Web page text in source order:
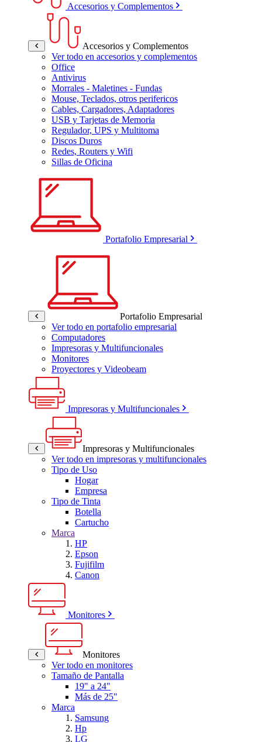
Accesorios y Complementos
Accesorios y Complementos
Ver todo en accesorios y complementos
Office
Antivirus
Morrales - Maletines - Fundas
Mouse, Teclados, otros perifericos
Cables, Cargadores, Adaptadores
USB y Tarjetas de Memoria
Regulador, UPS y Multitoma
Discos Duros
Redes, Routers y Wifi
Sillas de Oficina
Portafolio Empresarial
Portafolio Empresarial
Ver todo en portafolio empresarial
Computadores
Impresoras y Multifuncionales
Monitores
Proyectores y Videobeam
Impresoras y Multifuncionales
Impresoras y Multifuncionales
Ver todo en impresoras y multifuncionales
Tipo de Uso
Hogar
Empresa
Tipo de Tinta
Botella
Cartucho
Marca
HP
Epson
Fujifilm
Canon
Monitores
Monitores
Ver todo en monitores
Tamaño de Pantalla
19" a 24"
Más de 25"
Marca
Samsung
Hp
LG